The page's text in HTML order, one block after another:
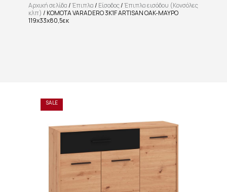
Αρχική σελίδα/Έπιπλα/ Είσοδος/Έπιπλα εισόδου (Κονσόλες
κλπ) / ΚΟΜΟΤΑ VARADERO 3K1F ARTISAN OAK-ΜΑΥΡΟ
119x33x80,5εκ
SALE